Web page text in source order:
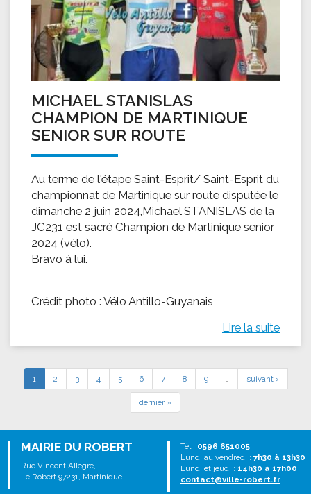
MICHAEL STANISLAS
CHAMPION DE MARTINIQUE
SENIOR SUR ROUTE
Au terme de l'étape Saint-Esprit/ Saint-Esprit du
championnat de Martinique sur route disputée le
dimanche 2 juin 2024,Michael STANISLAS de la
JC231 est sacré Champion de Martinique senior
2024 (vélo).
Bravo à lui.
Crédit photo : Vélo Antillo-Guyanais
Lire la suite
1 2 3 4 5 6 7 8 9 … suivant ›
dernier »
MAIRIE DU ROBERT
Rue Vincent Allègre,
Le Robert 97231, Martinique
Tél : 0596 651005
Lundi au vendredi : 7h30 à 13h30
Lundi et jeudi : 14h30 à 17h00
contact@ville-robert.fr